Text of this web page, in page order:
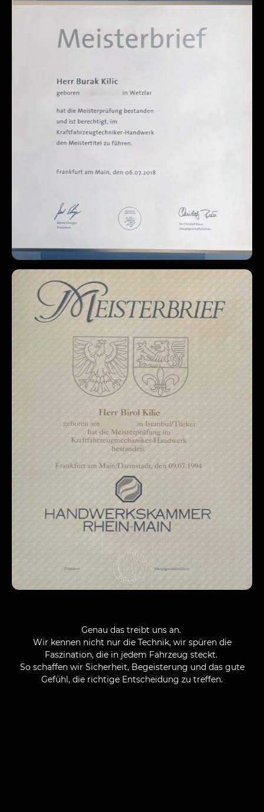
Genau das treibt uns an.
Wir kennen nicht nur die Technik, wir spüren die
Faszination, die in jedem Fahrzeug steckt.
So schaffen wir Sicherheit, Begeisterung und das gute
Gefühl, die richtige Entscheidung zu treffen.